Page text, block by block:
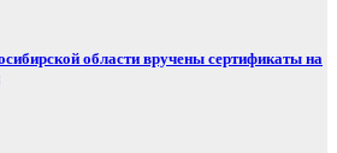
области вручены сертификаты на